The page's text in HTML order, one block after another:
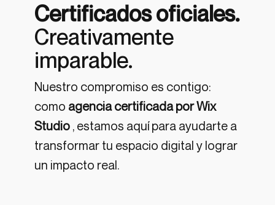
Certificados oficiales.
Creativamente
imparable.
Nuestro compromiso es contigo:
como agencia certificada por Wix
Studio, estamos aquí para ayudarte a
transformar tu espacio digital y lograr
un impacto real.